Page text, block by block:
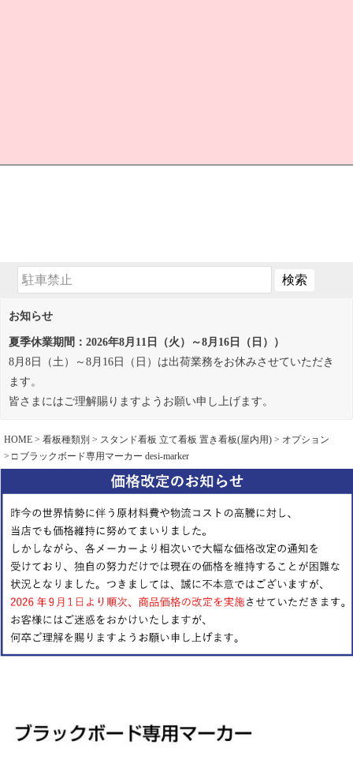
お知らせ
夏季休業期間：2026年8月11日（火）～8月16日（日））
8月8日（土）～8月16日（日）は出荷業務をお休みさせていただき
ます。
皆さまにはご理解賜りますようお願い申し上げます。
HOME 看板種類別 スタンド看板 立て看板 置き看板(屋内用)
オプション
□ ブラックボード専用マーカー desi-marker